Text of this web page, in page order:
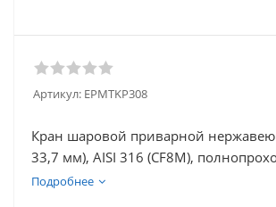
Артикул: EPMTKP308
Кран шаровой приварной
33,7 мм), AISI 316 (CF8M),
трехсоставной (3PC), разборный, с
Подробнее